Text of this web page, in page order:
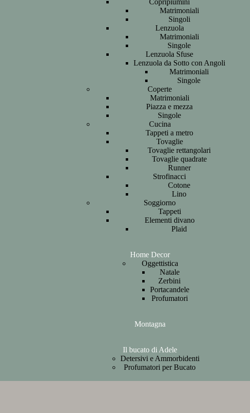
Copripiumini
Matrimoniali
Singoli
Lenzuola
Matrimoniali
Singole
Lenzuola Sfuse
Lenzuola da Sotto con Angoli
Matrimoniali
Singole
Coperte
Matrimoniali
Piazza e mezza
Singole
Cucina
Tappeti a metro
Tovaglie
Tovaglie rettangolari
Tovaglie quadrate
Runner
Strofinacci
Cotone
Lino
Soggiorno
Tappeti
Elementi divano
Plaid
Home Decor
Oggettistica
Natale
Zerbini
Portacandele
Profumatori
Montagna
Il bucato di Adele
Detersivi e Ammorbidenti
Profumatori per Bucato